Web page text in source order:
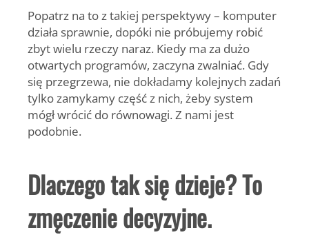
Popatrz na to z takiej perspektywy – komputer
działa sprawnie, dopóki nie próbujemy robić
zbyt wielu rzeczy naraz. Kiedy ma za dużo
otwartych programów, zaczyna zwalniać. Gdy
się przegrzewa, nie dokładamy kolejnych zadań
tylko zamykamy część z nich, żeby system
mógł wrócić do równowagi. Z nami jest
podobnie.
Dlaczego tak się dzieje? To
zmęczenie decyzyjne.